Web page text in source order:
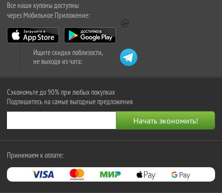
Все наши купоны доступны
через Мобильное Приложение:
Ищите скидки поблизости,
не выходя из чата:
Сэкономьте до 90% при любых покупках
Подпишитесь на самые выгодные предложения
Принимаем к оплате: